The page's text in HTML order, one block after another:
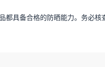
都具备合格的防晒能力。务必核